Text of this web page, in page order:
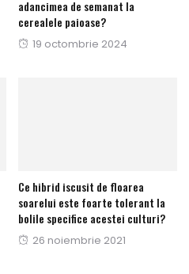
adancimea de semanat la
cerealele paioase?
Publicat
19 octombrie 2024
Ce hibrid iscusit de floarea
soarelui este foarte tolerant la
bolile specifice acestei culturi?
Publicat
26 noiembrie 2021